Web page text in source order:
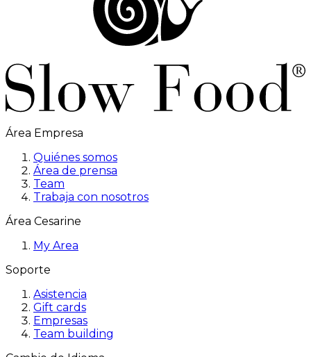
Área Empresa
Quiénes somos
Área de prensa
Team
Trabaja con nosotros
Área Cesarine
My Area
Soporte
Asistencia
Gift cards
Empresas
Team building